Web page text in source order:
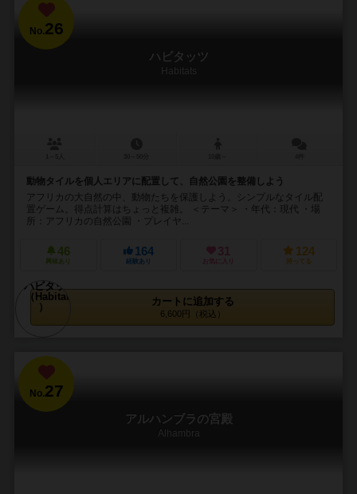
No.26
ハビタッツ
Habitats
動物タイルを個人エリアに配置して、自然公園を整備しよう
アフリカの大自然の中、動物たちを保護しよう。シンプルなタイル配
置ゲーム。得点計算はちょっと複雑。 ＜テーマ＞ ・年代：現代 ・場
所：アフリカの自然公園 ・プレイヤ...
46
興味あり
164
経験あり
31
お気に入り
124
持ってる
カートに追加する
6,600円（税込）
No.27
アルハンブラの宮殿
Alhambra